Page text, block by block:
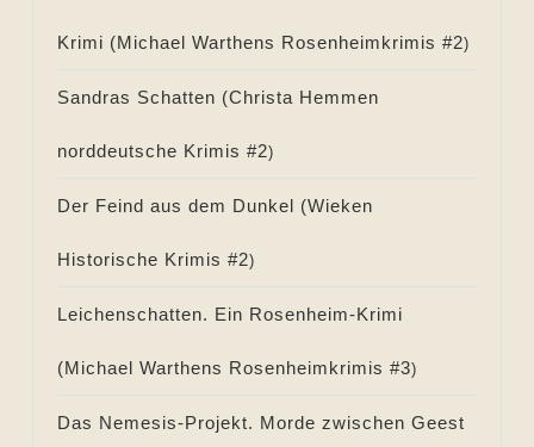
Krimi (Michael Warthens Rosenheimkrimis #2)
Sandras Schatten (Christa Hemmen
norddeutsche Krimis #2)
Der Feind aus dem Dunkel (Wieken
Historische Krimis #2)
Leichenschatten. Ein Rosenheim-Krimi
(Michael Warthens Rosenheimkrimis #3)
Das Nemesis-Projekt. Morde zwischen Geest